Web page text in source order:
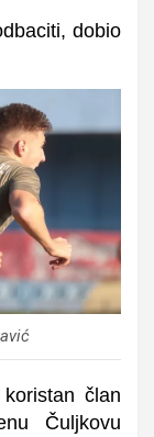
dobio
član
Čuljkovu